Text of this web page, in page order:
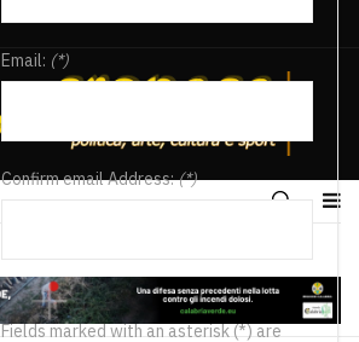
Email: (*)
Confirm email Address:(*)
Fields marked with an asterisk (*) are